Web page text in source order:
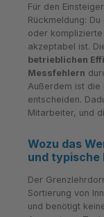
Für den
Rückmeldung:
oder
akzeptabel ist.
betrieblichen
Messfehlern
Außerdem ist die
entscheiden.
Mitarbeiter, und
Wozu das
und typische
Der
Sortierung von
und benötigt